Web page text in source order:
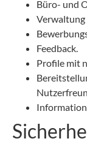
Büro- und
Feedback.
Profile mit